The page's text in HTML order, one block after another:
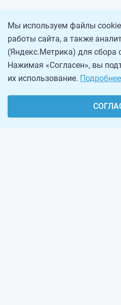
Мы используем файлы
работы сайта, а также
(Яндекс.Метрика) для сбора
Нажимая «Согласен», вы
их использование. Подробнее